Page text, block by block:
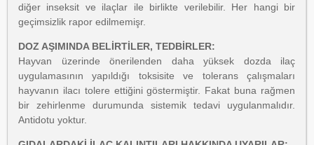
diğer inseksit ve ilaçlar ile birlikte verilebilir. Her hangi bir
geçimsizlik rapor edilmemişr.
DOZ AŞIMINDA BELİRTİLER, TEDBİRLER:
Hayvan üzerinde önerilenden daha yüksek dozda ilaç
uygulamasının yapıldığı toksisite ve tolerans çalışmaları
hayvanın ilacı tolere ettiğini göstermiştir. Fakat buna rağmen
bir zehirlenme durumunda sistemik tedavi uygulanmalıdır.
Antidotu yoktur.